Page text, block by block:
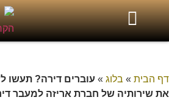
דף הבית » בלוג » עוברים דירה? תעשו
את שירותיה של חברת אריזה למעבר